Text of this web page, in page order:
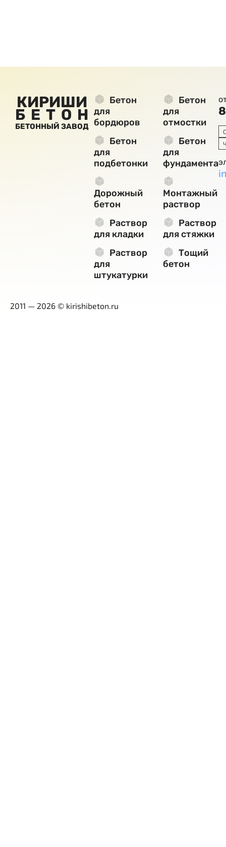
КИРИШИ
БЕТОН
БЕТОННЫЙ ЗАВОД
Бетон
для
бордюров
Бетон
для
отмостки
Бетон
для
подбетонки
Бетон
для
фундамента
Дорожный
бетон
Монтажный
раствор
Раствор
для кладки
Раствор
для стяжки
Раствор
для
штукатурки
Тощий
бетон
2011 — 2026 © kirishibeton.ru